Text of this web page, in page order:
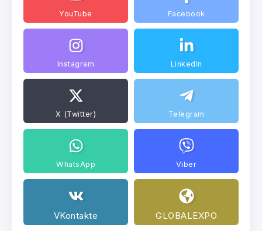
YouTube Facebook
Instagram LinkedIn
X (Twitter) Telegram
WhatsApp Viber
VKontakte GLOBALEXPO